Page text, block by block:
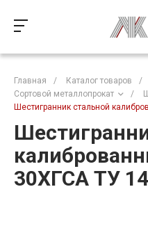
Главная / Каталог товаров /
Сортовой металлопрокат
/
Шестигранник стальной
30ХГСА ТУ